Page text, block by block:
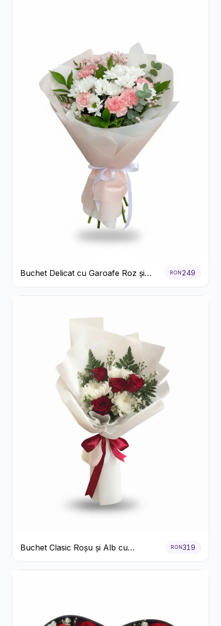
Buchet Delicat cu Garoafe Roz și
Crizanteme Albe
RON249
Buchet Clasic Roșu și Alb cu
Crizanteme
RON319